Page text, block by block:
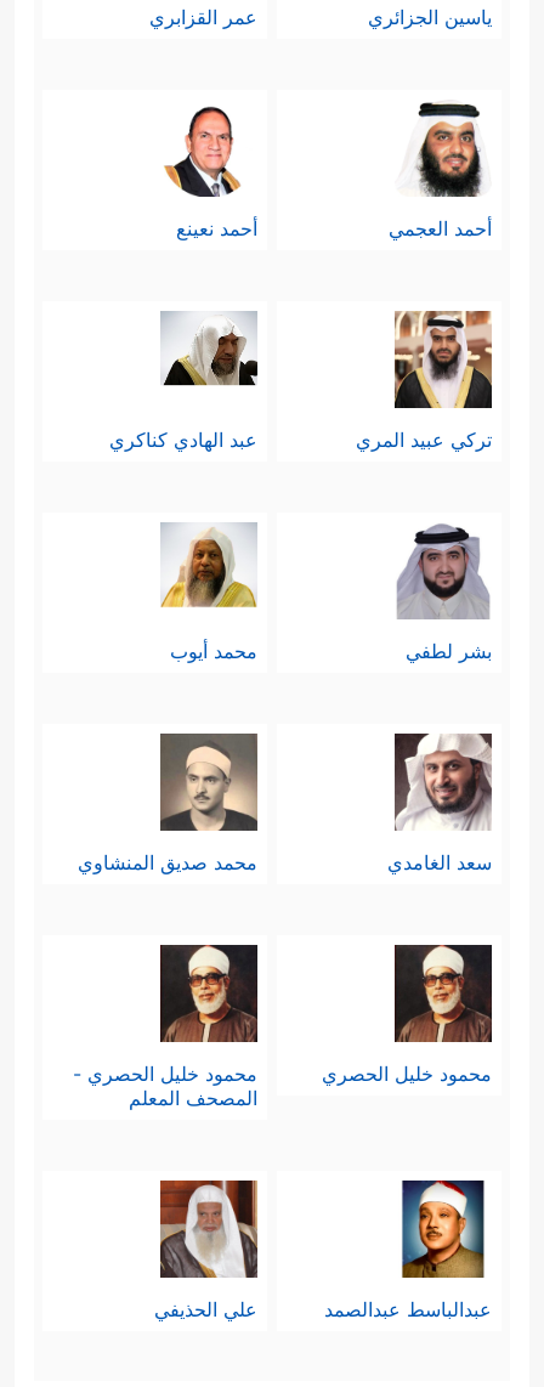
ياسين الجزائري عمر القزابري
أحمد العجمي أحمد نعينع
تركي عبيد المري عبد الهادي كناكري
بشر لطفي محمد أيوب
سعد الغامدي محمد صديق المنشاوي
محمود خليل الحصري
محمود خليل الحصري -
المصحف المعلم
عبدالباسط عبدالصمد علي الحذيفي